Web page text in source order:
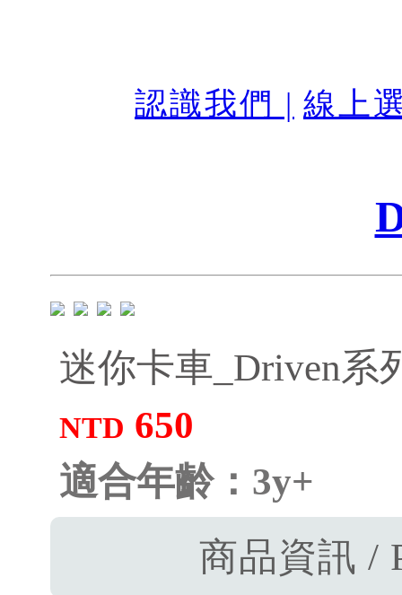
認識我們 | 線上
迷你卡車_Driven系
NTD 650
適合年齡：3y+
商品資訊 /